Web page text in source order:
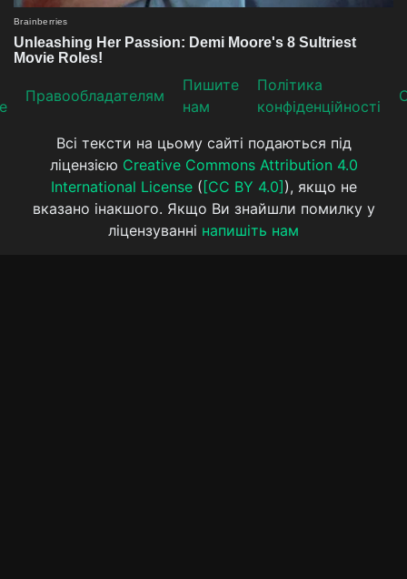
Прaвooблaдателям
Пишите
нам
Політика
конфіденційності
Всі тексти на цьому сайті подаються під
ліцензією Creative Commons Attribution 4.0
International License( [CC BY 4.0] ), якщо не
вказано інакшого. Якщо Ви знайшли помилку у
ліцензуванні напишіть нам